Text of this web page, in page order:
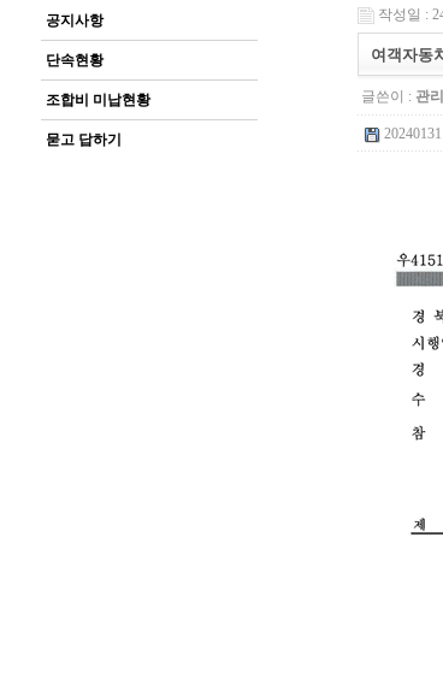
공지사항
단속현황
조합비 미납현황
묻고 답하기
작성일 :
여객자동
글쓴이 : 관